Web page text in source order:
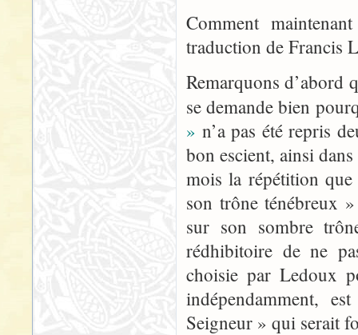
Comment
traduction de Francis
Remarquons d’abord
se demande bien
» n’a pas été repris
bon escient, ainsi
mois la répétition
son trône ténébreux
sur son sombre
rédhibitoire de ne
choisie par Ledoux
indépendamment,
Seigneur » qui serait